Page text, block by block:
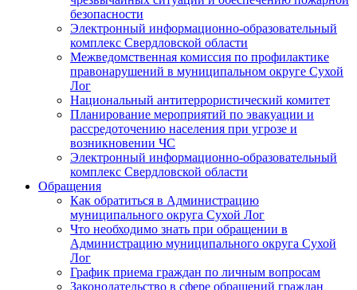
безопасности
Электронный информационно-образовательный
комплекс Cвердловской области
Межведомственная комиссия по профилактике
правонарушений в муниципальном округе Сухой
Лог
Национальный антитеррористический комитет
Планирование мероприятий по эвакуации и
рассредоточению населения при угрозе и
возникновении ЧС
Электронный информационно-образовательный
комплекс Свердловской области
Обращения
Как обратиться в Администрацию
муниципального округа Сухой Лог
Что необходимо знать при обращении в
Администрацию муниципального округа Сухой
Лог
График приема граждан по личным вопросам
Законодательство в сфере обращений граждан